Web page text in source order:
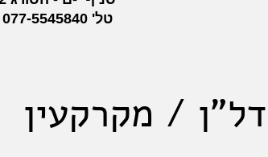
טל'077-5545840
/ מקרקעין